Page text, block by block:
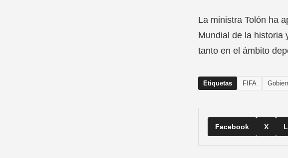
La ministra Tolón ha
Mundial de la historia
tanto en el ámbito
Etiquetas FIFA
Facebook X